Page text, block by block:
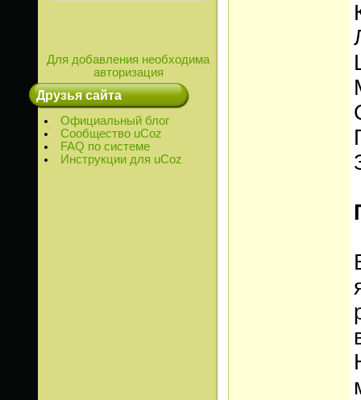
Для добавления необходима
авторизация
Друзья сайта
Официальный блог
Сообщество uCoz
FAQ по системе
Инструкции для uCoz